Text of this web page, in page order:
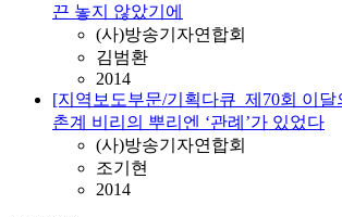
끈 놓지 않았기에
(사)방송기자연합회
김범환
2014
[지역보도부문/기획다큐_제70회 이달
촌계 비리의 뿌리엔 ‘관례’가 있었다
(사)방송기자연합회
조기현
2014